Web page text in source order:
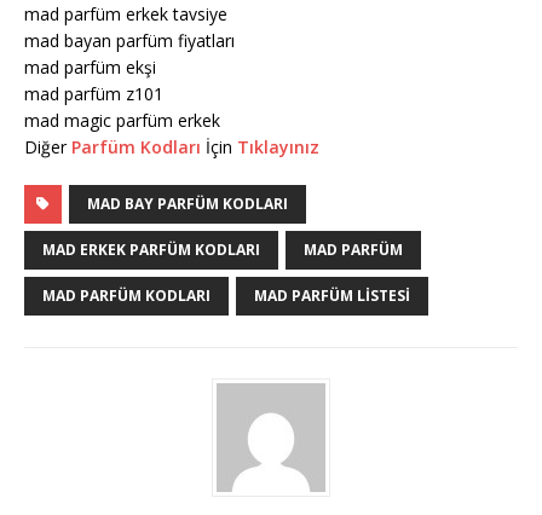
mad parfüm erkek tavsiye
mad bayan parfüm fiyatları
mad parfüm ekşi
mad parfüm z101
mad magic parfüm erkek
Diğer Parfüm Kodları İçin Tıklayınız
MAD BAY PARFÜM KODLARI
MAD ERKEK PARFÜM KODLARI MAD PARFÜM
MAD PARFÜM KODLARI MAD PARFÜM LISTESI